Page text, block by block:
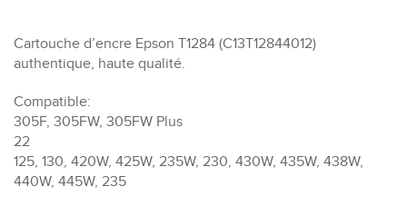
Cartouche d’encre Epson T1284 (C13T12844012)
authentique, haute qualité.
Compatible:
305F, 305FW, 305FW Plus
22
125, 130, 420W, 425W, 235W, 230, 430W, 435W, 438W,
440W, 445W, 235